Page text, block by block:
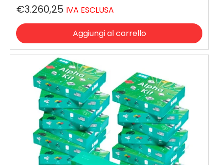
€3.260,25 IVA ESCLUSA
Aggiungi al carrello